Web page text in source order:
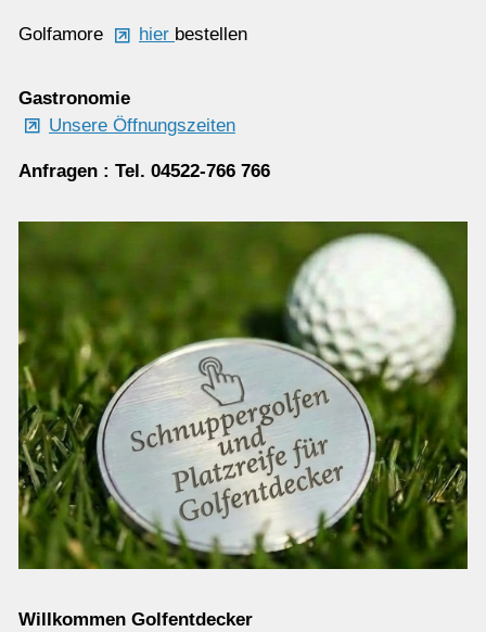
Golfamore hier bestellen
Gastronomie
Unsere Öffnungszeiten
Anfragen : Tel. 04522-766 766
Willkommen Golfentdecker